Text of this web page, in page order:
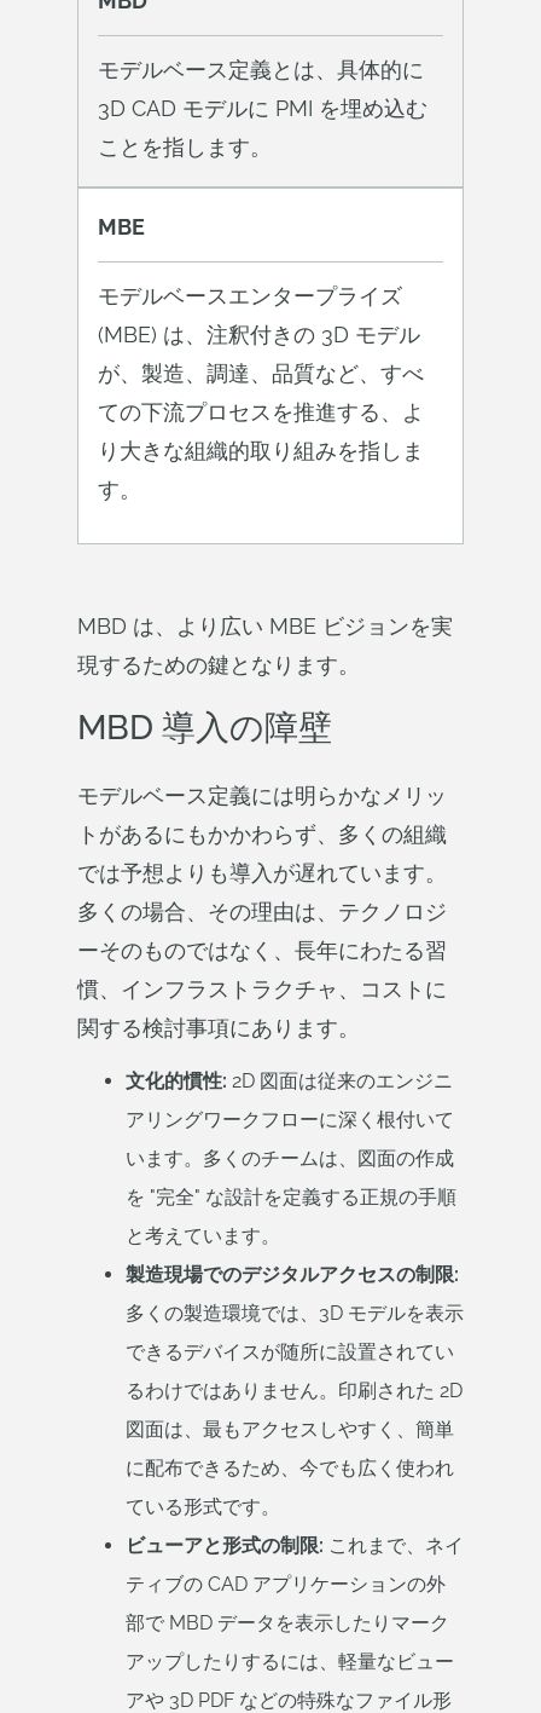
モデルベース定義とは、具体的に
3D CAD モデルに PMI を埋め込む
ことを指します。
MBE
モデルベースエンタープライズ
(MBE) は、注釈付きの 3D モデル
が、製造、調達、品質など、すべ
ての下流プロセスを推進する、よ
り大きな組織的取り組みを指しま
す。
MBD は、より広い MBE ビジョンを実
現するための鍵となります。
MBD 導入の障壁
モデルベース定義には明らかなメリッ
トがあるにもかかわらず、多くの組織
では予想よりも導入が遅れています。
多くの場合、その理由は、テクノロジ
ーそのものではなく、長年にわたる習
慣、インフラストラクチャ、コストに
関する検討事項にあります。
文化的慣性: 2D 図面は従来のエンジニ
アリングワークフローに深く根付いて
います。多くのチームは、図面の作成
を "完全" な設計を定義する正規の手順
と考えています。
製造現場でのデジタルアクセスの制限:
多くの製造環境では、3D モデルを表示
できるデバイスが随所に設置されてい
るわけではありません。印刷された 2D
図面は、最もアクセスしやすく、簡単
に配布できるため、今でも広く使われ
ている形式です。
ビューアと形式の制限: これまで、ネイ
ティブの CAD アプリケーションの外
部で MBD データを表示したりマーク
アップしたりするには、軽量なビュー
アや 3D PDF などの特殊なファイル形